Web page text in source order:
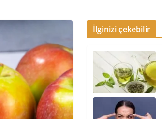
İlginizi çekebilir